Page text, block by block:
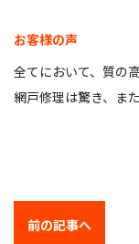
お客様の声
全てにおいて、質の
網戸修理は驚き、ま
前の記事へ